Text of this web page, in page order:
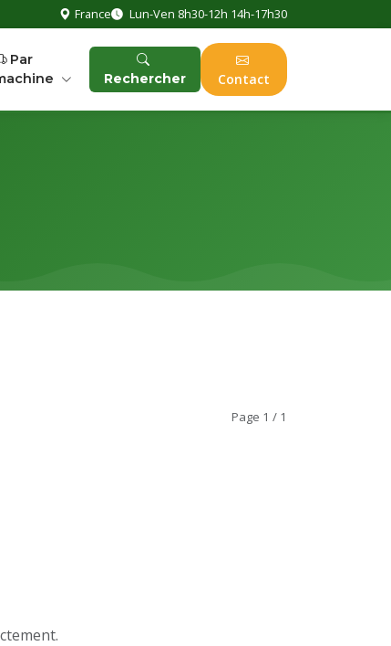
France Lun-Ven 8h30-12h 14h-17h30
Par
Rechercher Contact
Page 1 / 1